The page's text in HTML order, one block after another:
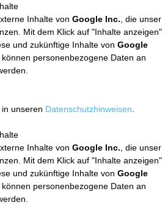
Inhalte von Google Inc. , die unser
Mit dem Klick auf "Inhalte anzeigen"
und zukünftige Inhalte von Google
personenbezogene Daten an
unseren Datenschutzhinweisen
Inhalte von Google Inc. , die unser
Mit dem Klick auf "Inhalte anzeigen"
und zukünftige Inhalte von Google
personenbezogene Daten an